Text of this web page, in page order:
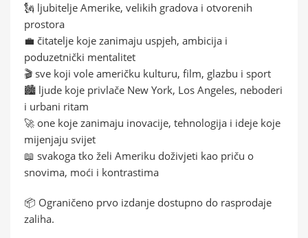
🗽 ljubitelje Amerike, velikih gradova i otvorenih
prostora
💼 čitatelje koje zanimaju uspjeh, ambicija i
poduzetnički mentalitet
🎬 sve koji vole američku kulturu, film, glazbu i sport
🏙️ ljude koje privlače New York, Los Angeles, neboderi
i urbani ritam
🚀 one koje zanimaju inovacije, tehnologija i ideje koje
mijenjaju svijet
📖 svakoga tko želi Ameriku doživjeti kao priču o
snovima, moći i kontrastima
📦 Ograničeno prvo izdanje dostupno do rasprodaje
zaliha.